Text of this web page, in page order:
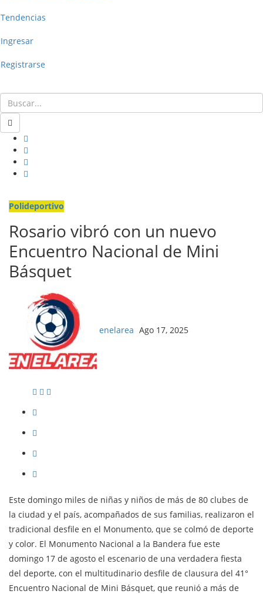
Tendencias
Ingresar
Registrarse
Polideportivo
Rosario vibró con un nuevo
Encuentro Nacional de Mini
Básquet
enelarea Ago 17, 2025
Este domingo miles de niñas y niños de más de 80 clubes de
la ciudad y el país, acompañados de sus familias, realizaron el
tradicional desfile en el Monumento, que se colmó de deporte
y color. El Monumento Nacional a la Bandera fue este
domingo 17 de agosto el escenario de una verdadera fiesta
del deporte, con el multitudinario desfile de clausura del 41°
Encuentro Nacional de Mini Básquet, que reunió a más de